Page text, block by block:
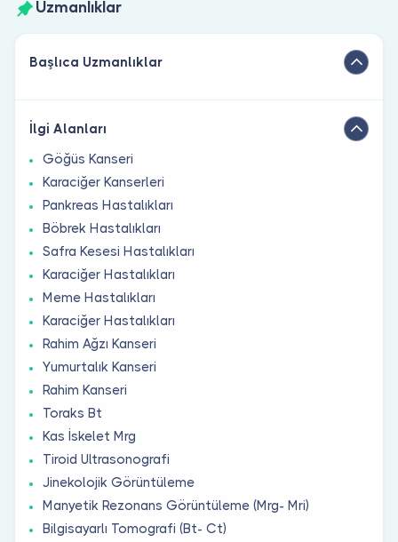
Uzmanlıklar
Başlıca Uzmanlıklar
İlgi Alanları
Göğüs Kanseri
Karaciğer Kanserleri
Pankreas Hastalıkları
Böbrek Hastalıkları
Safra Kesesi Hastalıkları
Karaciğer Hastalıkları
Meme Hastalıkları
Karaciğer Hastalıkları
Rahim Ağzı Kanseri
Yumurtalık Kanseri
Rahim Kanseri
Toraks Bt
Kas İskelet Mrg
Tiroid Ultrasonografi
Jinekolojik Görüntüleme
Manyetik Rezonans Görüntüleme (Mrg- Mri)
Bilgisayarlı Tomografi (Bt- Ct)